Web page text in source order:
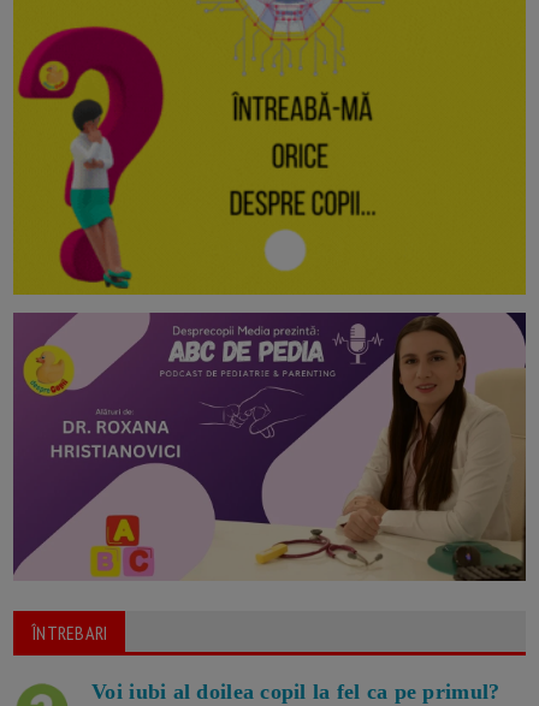
ÎNTREBARI
Voi iubi al doilea copil la fel ca pe primul?